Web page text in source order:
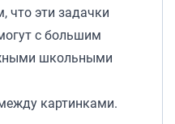
что эти задачки
с большим
школьными
картинками.